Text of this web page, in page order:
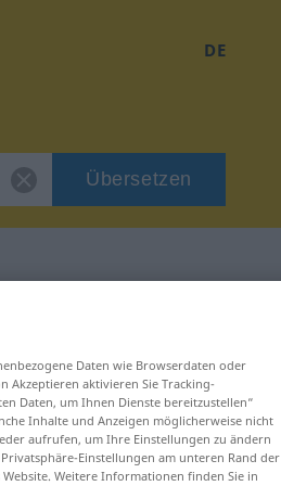
DE
Übersetzen
Daten wie Browserdaten oder
Akzeptieren aktivieren Sie Tracking-
Daten, um Ihnen Dienste bereitzustellen“
Inhalte und Anzeigen möglicherweise nicht
aufrufen, um Ihre Einstellungen zu ändern
Einstellungen am unteren Rand der
Weitere Informationen finden Sie in